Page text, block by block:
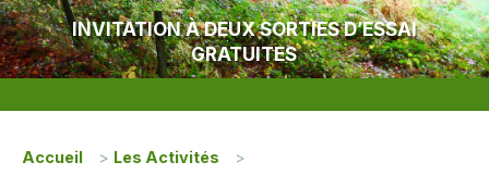
INVITATION À DEUX SORTIES D’ESSAI
GRATUITES
Accueil > Les Activités >